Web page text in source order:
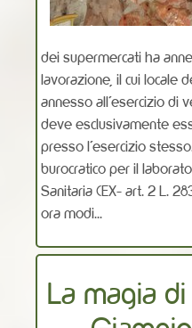
dei supermercati ha
lavorazione, il cui locale
annesso all’esercizio di
deve esclusivamente
presso l’esercizio
burocratico per il
Sanitaria (EX- art. 2 L.
ora modi...
La magia